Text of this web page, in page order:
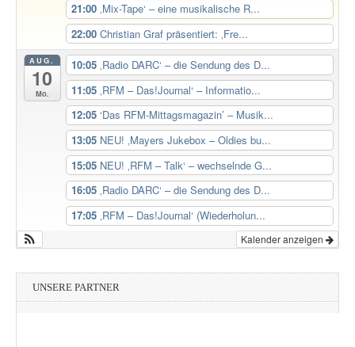
21:00 ‚Mix-Tape‘ – eine musikalische R...
22:00 Christian Graf präsentiert: ‚Fre...
AUG.
10
Mo.
10:05 ‚Radio DARC‘ – die Sendung des D...
11:05 ‚RFM – Das!Journal‘ – Informatio...
12:05 ‘Das RFM-Mittagsmagazin’ – Musik...
13:05 NEU! ‚Mayers Jukebox – Oldies bu...
15:05 NEU! ‚RFM – Talk‘ – wechselnde G...
16:05 ‚Radio DARC‘ – die Sendung des D...
17:05 ‚RFM – Das!Journal‘ (Wiederholun...
Kalender anzeigen
UNSERE PARTNER